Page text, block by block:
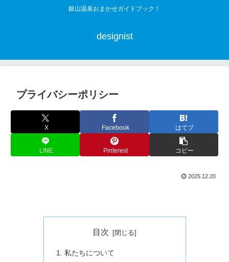
銀山温泉おまかせガイドブック！
designist
プライバシーポリシー
X Facebook はてブ
LINE Pinterest コピー
2025.12.20
目次
私たちについて